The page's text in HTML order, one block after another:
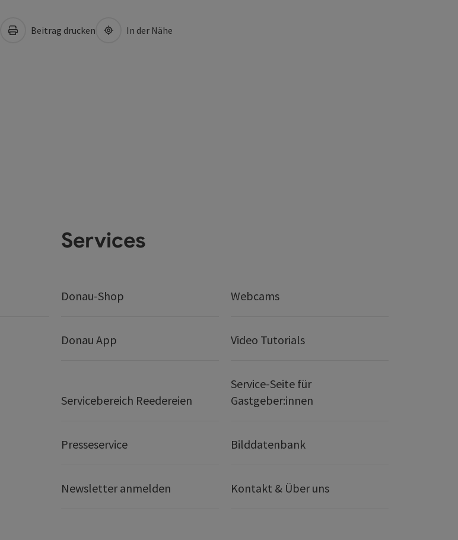
Beitrag drucken In der Nähe
Services
Donau-Shop Webcams
Donau App Video Tutorials
Servicebereich Reedereien
Service-Seite für
Gastgeber:innen
Presseservice Bilddatenbank
Newsletter anmelden Kontakt & Über uns